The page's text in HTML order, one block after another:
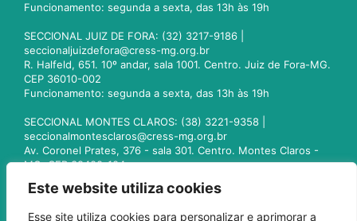
Este website utiliza cookies
Esse site utiliza cookies para personalizar e aprimorar a
Funcionamento: segunda a sexta, das 13h às 19h
SECCIONAL JUIZ DE FORA: (32) 3217-9186 |
seccionaljuizdefora@cress-mg.org.br
R. Halfeld, 651. 10º andar, sala 1001. Centro. Juiz de Fora-MG.
CEP 36010-002
Funcionamento: segunda a sexta, das 13h às 19h
SECCIONAL MONTES CLAROS: (38) 3221-9358 |
seccionalmontesclaros@cress-mg.org.br
Av. Coronel Prates, 376 - sala 301. Centro. Montes Claros -
MG. CEP 39400-104